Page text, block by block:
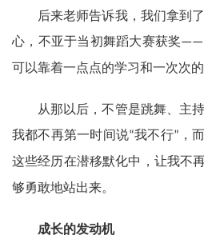
后来老师告诉我，我们拿到
心，不亚于当初舞蹈大赛获奖——
可以靠着一点点的学习和一次次
从那以后，不管是跳舞、主
我都不再第一时间说“我不行” ，
这些经历在潜移默化中，让我不
够勇敢地站出来。
成长的发动机